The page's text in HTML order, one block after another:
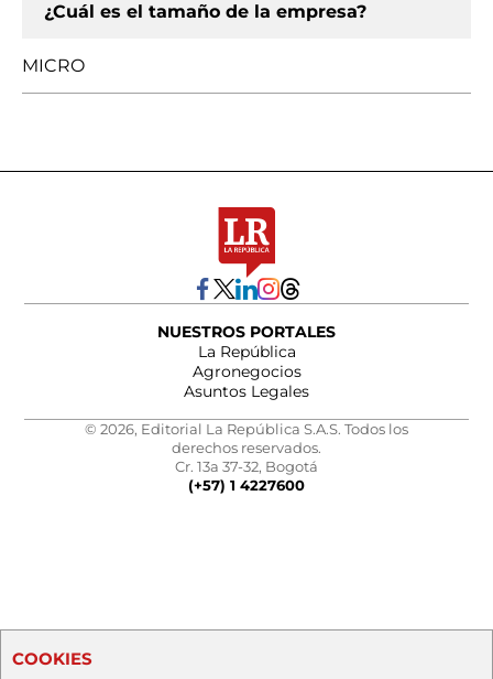
¿Cuál es el tamaño de la empresa?
MICRO
NUESTROS PORTALES
La República
Agronegocios
Asuntos Legales
© 2026, Editorial La República S.A.S. Todos los
derechos reservados.
Cr. 13a 37-32, Bogotá
(+57) 1 4227600
COOKIES